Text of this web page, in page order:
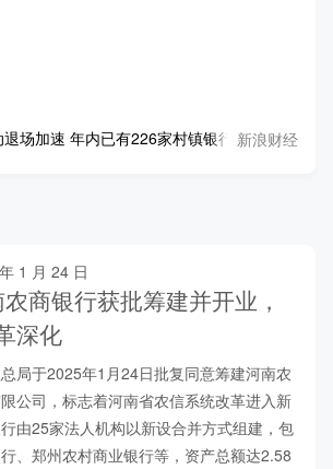
场加速 年内已有226家村镇银行正式解散
新浪财经
1 月 24 日
商银行获批筹建并开业，
深化
局于2025年1月24日批复同意筹建河南农
公司，标志着河南省农信系统改革进入新
由25家法人机构以新设合并方式组建，包
、郑州农村商业银行等，资产总额达2.58